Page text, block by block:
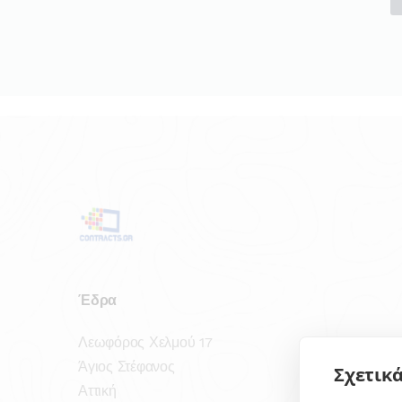
Έδρα
Λεωφόρος Χελμού 17
Άγιος Στέφανος
Αττική